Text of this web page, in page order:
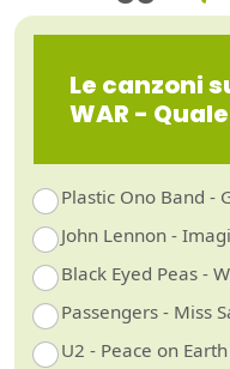
Le canzoni
WAR -
Plastic Ono Band -
John Lennon -
Black Eyed Peas -
Passengers - Miss
U2 - Peace on Earth